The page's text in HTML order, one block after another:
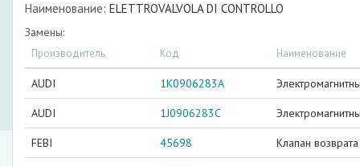
Наименование: ELETTROVALVOLA DI CONTROLLO
Замены:
Производитель Код Наименование
AUDI 1K0906283A
AUDI 1J0906283C
FEBI 45698 Клапан